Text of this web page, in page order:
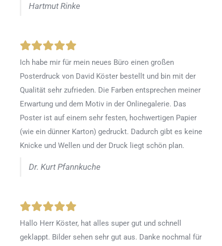
Hartmut Rinke
Ich habe mir für mein neues Büro einen großen
Posterdruck von David Köster bestellt und bin mit der
Qualität sehr zufrieden. Die Farben entsprechen meiner
Erwartung und dem Motiv in der Onlinegalerie. Das
Poster ist auf einem sehr festen, hochwertigen Papier
(wie ein dünner Karton) gedruckt. Dadurch gibt es keine
Knicke und Wellen und der Druck liegt schön plan.
Dr. Kurt Pfannkuche
Hallo Herr Köster, hat alles super gut und schnell
geklappt. Bilder sehen sehr gut aus. Danke nochmal für